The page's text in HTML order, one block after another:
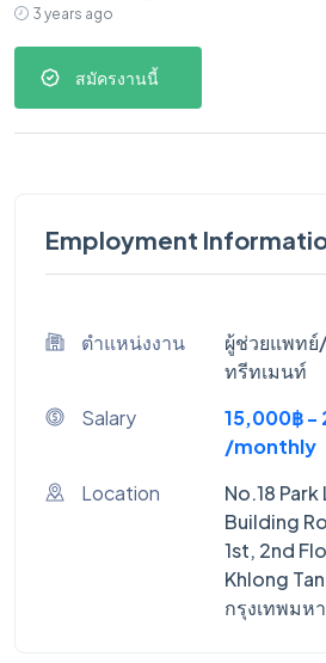
3 years ago
สมัครงานนี้
Employment
ตำแหน่งงาน
ผู้ช่วยแพทย์
ทรีทเมนท์
Salary
15,000฿ -
/monthly
Location
No.18
Building
1st, 2nd
Khlong
กรุงเทพมห